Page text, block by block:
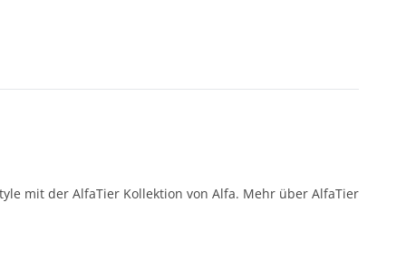
mit der AlfaTier Kollektion von Alfa. Mehr über AlfaTier